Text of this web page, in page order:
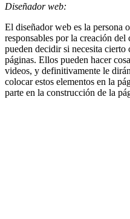
Diseñador web:
El diseñador web es la persona
responsables por la creación
pueden decidir si necesita
páginas. Ellos pueden hacer
videos, y definitivamente le
colocar estos elementos en la
parte en la construcción de la